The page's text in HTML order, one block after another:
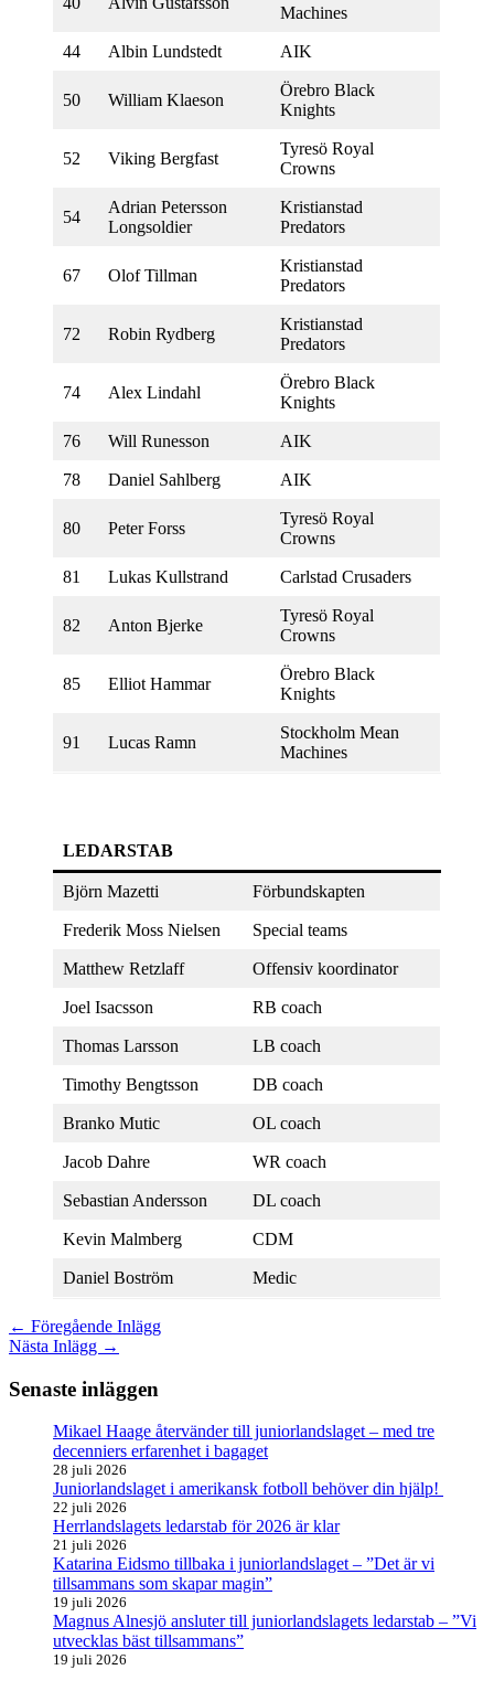
Machines
44 Albin Lundstedt AIK
50 William Klaeson
Örebro Black
Knights
52 Viking Bergfast
Tyresö Royal
Crowns
54
Adrian Petersson
Longsoldier
Kristianstad
Predators
67 Olof Tillman
Kristianstad
Predators
72 Robin Rydberg
Kristianstad
Predators
74 Alex Lindahl
Örebro Black
Knights
76 Will Runesson AIK
78 Daniel Sahlberg AIK
80 Peter Forss
Tyresö Royal
Crowns
81 Lukas Kullstrand Carlstad Crusaders
82 Anton Bjerke
Tyresö Royal
Crowns
85 Elliot Hammar
Örebro Black
Knights
91 Lucas Ramn
Stockholm Mean
Machines
LEDARSTAB
Björn Mazetti Förbundskapten
Frederik Moss Nielsen Special teams
Matthew Retzlaff Offensiv koordinator
Joel Isacsson RB coach
Thomas Larsson LB coach
Timothy Bengtsson DB coach
Branko Mutic OL coach
Jacob Dahre WR coach
Sebastian Andersson DL coach
Kevin Malmberg CDM
Daniel Boström Medic
← Föregående Inlägg
Nästa Inlägg →
Senaste inläggen
Mikael Haage återvänder till juniorlandslaget – med tre
decenniers erfarenhet i bagaget
28 juli 2026
Juniorlandslaget i amerikansk fotboll behöver din hjälp!
22 juli 2026
Herrlandslagets ledarstab för 2026 är klar
21 juli 2026
Katarina Eidsmo tillbaka i juniorlandslaget – ”Det är vi
tillsammans som skapar magin”
19 juli 2026
Magnus Alnesjö ansluter till juniorlandslagets ledarstab – ”Vi
utvecklas bäst tillsammans”
19 juli 2026